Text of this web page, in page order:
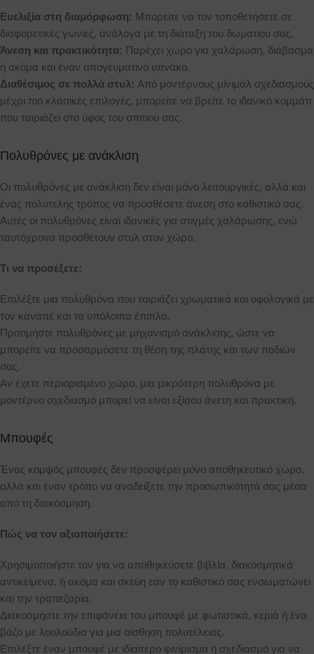
Ευελιξία στη διαμόρφωση: Μπορείτε να τον τοποθετήσετε σε
διαφορετικές γωνίες, ανάλογα με τη διάταξη του δωματίου σας.
Άνεση και πρακτικότητα: Παρέχει χώρο για χαλάρωση, διάβασμα
ή ακόμα και έναν απογευματινό υπνάκο.
Διαθέσιμος σε πολλά στυλ: Από μοντέρνους μίνιμαλ σχεδιασμούς
μέχρι πιο κλασικές επιλογές, μπορείτε να βρείτε το ιδανικό κομμάτι
που ταιριάζει στο ύφος του σπιτιού σας.
Πολυθρόνες με ανάκλιση
Οι πολυθρόνες με ανάκλιση δεν είναι μόνο λειτουργικές, αλλά και
ένας πολυτελής τρόπος να προσθέσετε άνεση στο καθιστικό σας.
Αυτές οι πολυθρόνες είναι ιδανικές για στιγμές χαλάρωσης, ενώ
ταυτόχρονα προσθέτουν στυλ στον χώρο.
Τι να προσέξετε:
Επιλέξτε μια πολυθρόνα που ταιριάζει χρωματικά και υφολογικά με
τον καναπέ και τα υπόλοιπα έπιπλα.
Προτιμήστε πολυθρόνες με μηχανισμό ανάκλισης, ώστε να
μπορείτε να προσαρμόσετε τη θέση της πλάτης και των ποδιών
σας.
Αν έχετε περιορισμένο χώρο, μια μικρότερη πολυθρόνα με
μοντέρνο σχεδιασμό μπορεί να είναι εξίσου άνετη και πρακτική.
Μπουφές
Ένας κομψός μπουφές δεν προσφέρει μόνο αποθηκευτικό χώρο,
αλλά και έναν τρόπο να αναδείξετε την προσωπικότητά σας μέσα
από τη διακόσμηση.
Πώς να τον αξιοποιήσετε:
Χρησιμοποιήστε τον για να αποθηκεύσετε βιβλία, διακοσμητικά
αντικείμενα, ή ακόμα και σκεύη εάν το καθιστικό σας ενσωματώνει
και την τραπεζαρία.
Διακοσμήστε την επιφάνεια του μπουφέ με φωτιστικά, κεριά ή ένα
βάζο με λουλούδια για μια αίσθηση πολυτέλειας.
Επιλέξτε έναν μπουφέ με ιδιαίτερο φινίρισμα ή σχεδιασμό για να